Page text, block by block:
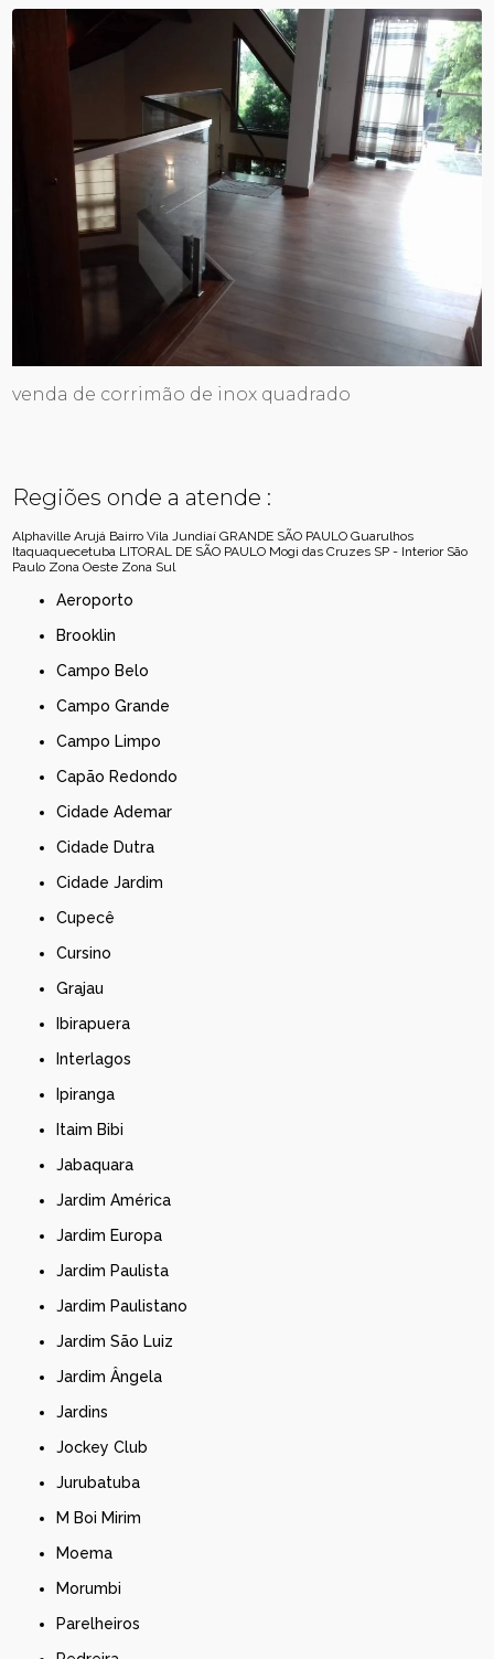
venda de corrimão de inox quadrado
Regiões onde a atende :
Alphaville Arujá Bairro Vila Jundiaí GRANDE SÃO PAULO Guarulhos
Itaquaquecetuba LITORAL DE SÃO PAULO Mogi das Cruzes SP - Interior São
Paulo Zona Oeste Zona Sul
Aeroporto
Brooklin
Campo Belo
Campo Grande
Campo Limpo
Capão Redondo
Cidade Ademar
Cidade Dutra
Cidade Jardim
Cupecê
Cursino
Grajau
Ibirapuera
Interlagos
Ipiranga
Itaim Bibi
Jabaquara
Jardim América
Jardim Europa
Jardim Paulista
Jardim Paulistano
Jardim São Luiz
Jardim Ângela
Jardins
Jockey Club
Jurubatuba
M Boi Mirim
Moema
Morumbi
Parelheiros